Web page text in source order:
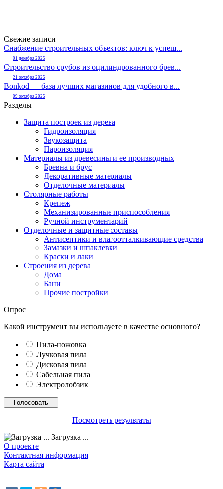
Свежие записи
Снабжение строительных объектов: ключ к успеш...
01 декабря 2025
Строительство срубов из оцилиндрованного брев...
21 октября 2025
Bonkod — база лучших магазинов для удобного в...
09 октября 2025
Разделы
Защита построек из дерева
Гидроизоляция
Звукозащита
Пароизоляция
Материалы из древесины и ее производных
Бревна и брус
Декоративные материалы
Отделочные материалы
Столярные работы
Крепеж
Механизированные приспособления
Ручной инструментарий
Отделочные и защитные составы
Антисептики и влагоотталкивающие средства
Замазки и шпаклевки
Краски и лаки
Строения из дерева
Дома
Бани
Прочие постройки
Опрос
Какой инструмент вы используете в качестве основного?
Пила-ножовка
Лучковая пила
Дисковая пила
Сабельная пила
Электролобзик
Посмотреть результаты
Загрузка ...
О проекте
Контактная информация
Карта сайта